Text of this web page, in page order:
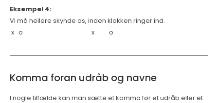
Eksempel 4:
Vi må hellere skynde os, inden klokken ringer ind.
x o x o
Komma foran udråb og navne
I nogle tilfælde kan man sætte et komma før et udråb eller et